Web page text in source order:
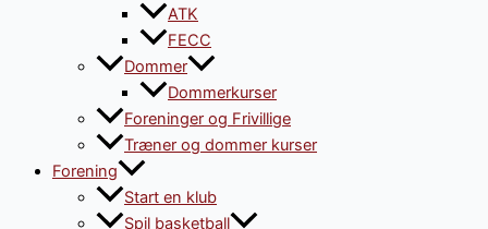
ATK
FECC
Dommer
Dommerkurser
Foreninger og Frivillige
Træner og dommer kurser
Forening
Start en klub
Spil basketball